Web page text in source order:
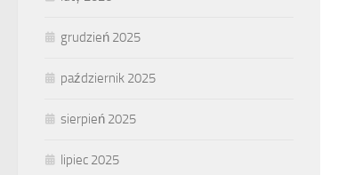
grudzień 2025
październik 2025
sierpień 2025
lipiec 2025